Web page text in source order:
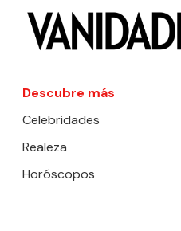
Descubre más
Celebridades
Realeza
Horóscopos